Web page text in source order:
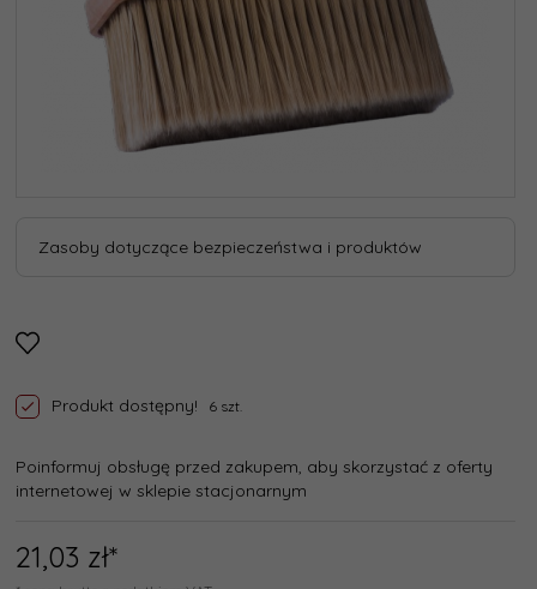
Zasoby dotyczące bezpieczeństwa i produktów
Produkt dostępny! 6 szt.
Poinformuj obsługę przed zakupem, aby skorzystać z oferty
internetowej w sklepie stacjonarnym
21,03 zł*